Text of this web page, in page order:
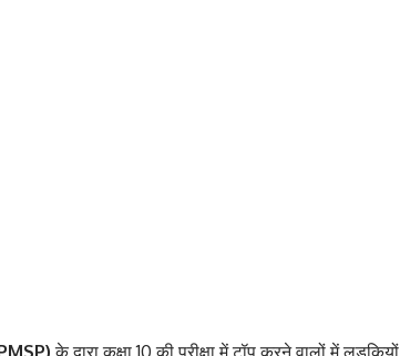
के द्वारा कक्षा 10 की परीक्षा में टॉप करने वालों में लड़कियों